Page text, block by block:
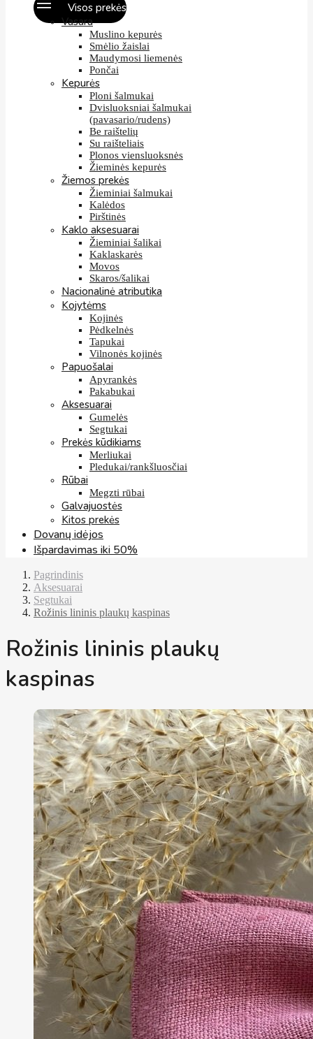
Visos prekės
Vasara
Muslino kepurės
Smėlio žaislai
Maudymosi liemenės
Pončai
Kepurės
Ploni šalmukai
Dvisluoksniai šalmukai
(pavasario/rudens)
Be raištelių
Su raišteliais
Plonos viensluoksnės
Žieminės kepurės
Žiemos prekės
Žieminiai šalmukai
Kalėdos
Pirštinės
Kaklo aksesuarai
Žieminiai šalikai
Kaklaskarės
Movos
Skaros/šalikai
Nacionalinė atributika
Kojytėms
Kojinės
Pėdkelnės
Tapukai
Vilnonės kojinės
Papuošalai
Apyrankės
Pakabukai
Aksesuarai
Gumelės
Segtukai
Prekės kūdikiams
Merliukai
Pledukai/rankšluosčiai
Rūbai
Megzti rūbai
Galvajuostės
Kitos prekės
Dovanų idėjos
Išpardavimas iki 50%
Pagrindinis
Aksesuarai
Segtukai
Rožinis lininis plaukų kaspinas
Rožinis lininis plaukų
kaspinas